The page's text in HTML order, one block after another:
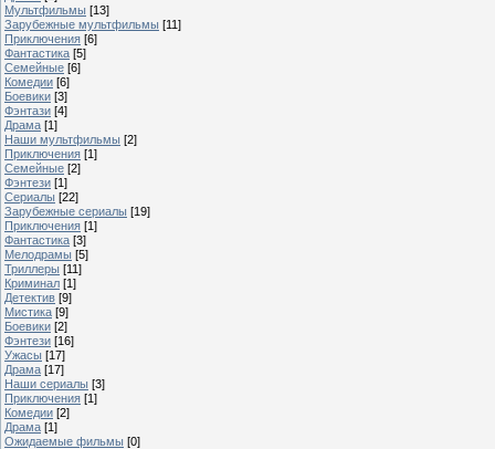
Мультфильмы [13]
Зарубежные мультфильмы [11]
Приключения [6]
Фантастика [5]
Семейные [6]
Комедии [6]
Боевики [3]
Фэнтази [4]
Драма [1]
Наши мультфильмы [2]
Приключения [1]
Семейные [2]
Фэнтези [1]
Сериалы [22]
Зарубежные сериалы [19]
Приключения [1]
Фантастика [3]
Мелодрамы [5]
Триллеры [11]
Криминал [1]
Детектив [9]
Мистика [9]
Боевики [2]
Фэнтези [16]
Ужасы [17]
Драма [17]
Наши сериалы [3]
Приключения [1]
Комедии [2]
Драма [1]
Ожидаемые фильмы [0]